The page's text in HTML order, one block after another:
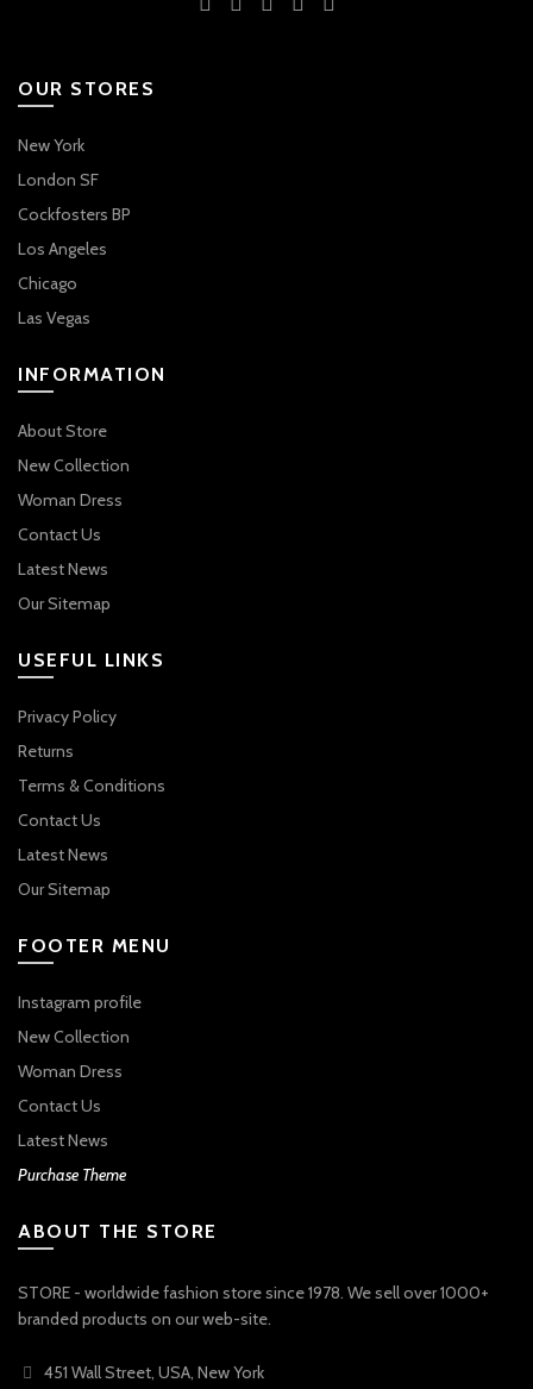
OUR STORES
New York
London SF
Cockfosters BP
Los Angeles
Chicago
Las Vegas
INFORMATION
About Store
New Collection
Woman Dress
Contact Us
Latest News
Our Sitemap
USEFUL LINKS
Privacy Policy
Returns
Terms & Conditions
Contact Us
Latest News
Our Sitemap
FOOTER MENU
Instagram profile
New Collection
Woman Dress
Contact Us
Latest News
Purchase Theme
ABOUT THE STORE
STORE - worldwide fashion store since 1978. We sell over 1000+
branded products on our web-site.
451 Wall Street, USA, New York